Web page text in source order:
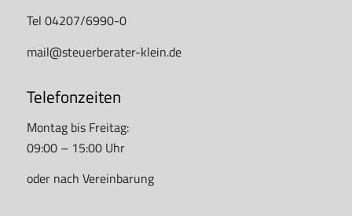
Tel 04207/6990-0
mail@steuerberater-klein.de
Telefonzeiten
Montag bis Freitag:
09:00 – 15:00 Uhr
oder nach Vereinbarung